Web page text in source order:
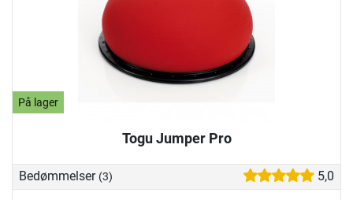
På lager
Togu Jumper Pro
Bedømmelser (3) 5,0